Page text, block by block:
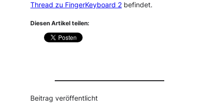
Thread zu FingerKeyboard 2 befindet.
Diesen Artikel teilen:
Beitrag veröffentlicht